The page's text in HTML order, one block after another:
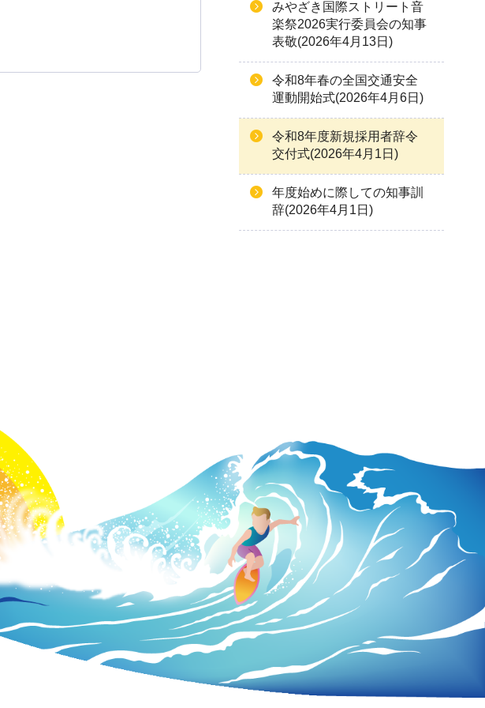
みやざき国際ストリート音
楽祭2026実行委員会の知事
表敬(2026年4月13日)
令和8年春の全国交通安全
運動開始式(2026年4月6日)
令和8年度新規採用者辞令
交付式(2026年4月1日)
年度始めに際しての知事訓
辞(2026年4月1日)